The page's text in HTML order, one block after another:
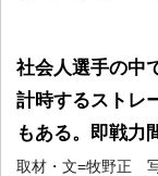
社会人選手の中
計時するストレ
もある。即戦力
取材・文=牧野正